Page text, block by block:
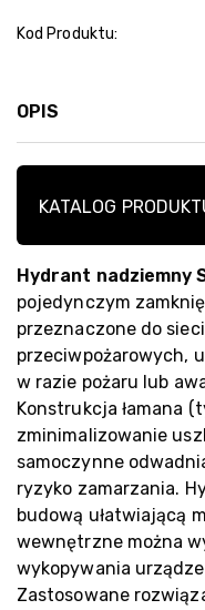
Kod Produktu:
OPIS
KATALOG
Hydrant nadziemny
pojedynczym
przeznaczone do
przeciwpożarowych,
w razie pożaru lub
Konstrukcja łamana
zminimalizowanie
samoczynne
ryzyko zamarzania.
budową ułatwiającą
wewnętrzne można
wykopywania
Zastosowane